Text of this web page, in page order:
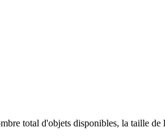
total d'objets disponibles, la taille